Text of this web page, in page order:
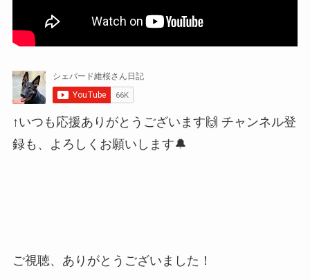
↑いつも応援ありがとうございます🙌 チャンネル登
録も、よろしくお願いします🔔
ご視聴、ありがとうございました！